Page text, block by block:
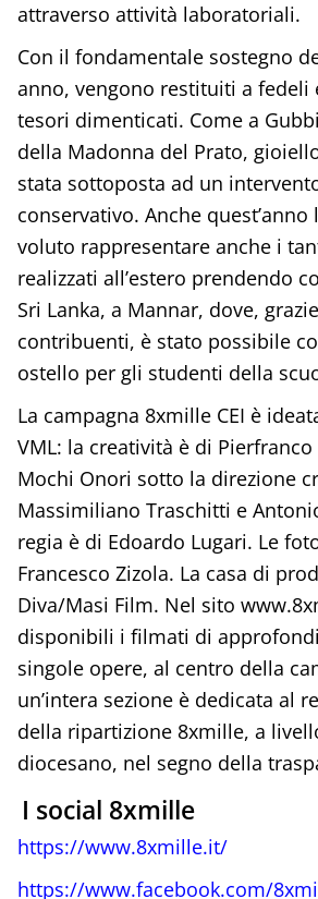
attraverso attività laboratoriali.
Con il fondamentale sostegno
anno, vengono restituiti a
tesori dimenticati. Come a
della Madonna del Prato,
stata sottoposta ad un
conservativo. Anche quest’anno
voluto rappresentare anche i
realizzati all’estero prendendo
Sri Lanka, a Mannar, dove,
contribuenti, è stato possibile
ostello per gli studenti della
La campagna 8xmille CEI è
VML: la creatività è di Pierfranco
Mochi Onori sotto la direzione
Massimiliano Traschitti e
regia è di Edoardo Lugari. Le
Francesco Zizola. La casa di
Diva/Masi Film. Nel sito
disponibili i filmati di
singole opere, al centro della
un’intera sezione è dedicata al
della ripartizione 8xmille, a
diocesano, nel segno della
I social 8xmille
https://www.8xmille.it/
https://www.facebook.com/